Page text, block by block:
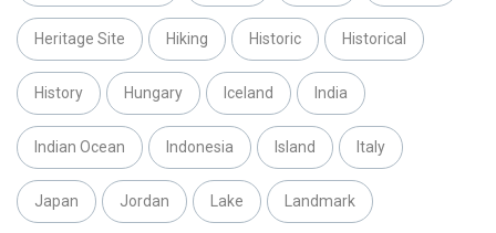
Heritage Site Hiking Historic Historical
History Hungary Iceland India
Indian Ocean Indonesia Island Italy
Japan Jordan Lake Landmark